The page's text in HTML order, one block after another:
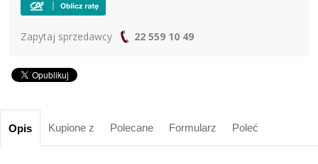
Zapytaj sprzedawcy 22 559 10 49
Opis Kupione z Polecane Formularz Poleć